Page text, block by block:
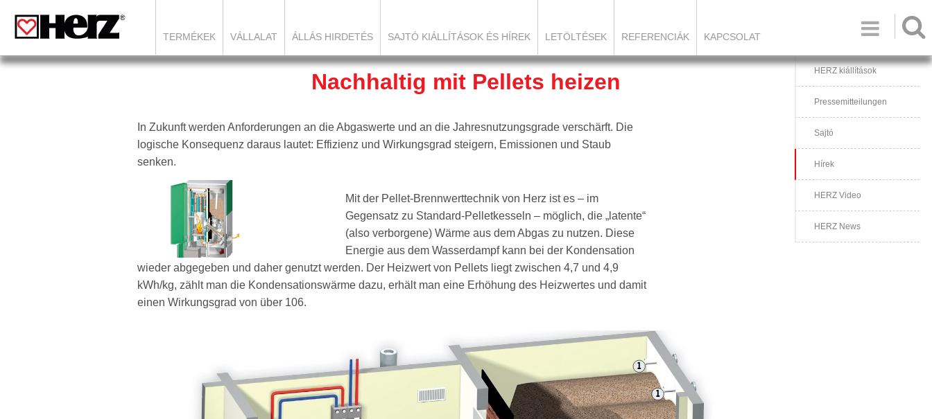

TERMÉKEK VÁLLALAT ÁLLÁS HIRDETÉS SAJTÓ KIÁLLÍTÁSOK ÉS HÍREK LETÖLTÉSEK REFERENCIÁK KAPCSOLAT
Nachhaltig mit Pellets heizen
In Zukunft werden Anforderungen an die Abgaswerte und an die Jahresnutzungsgrade verschärft. Die
logische Konsequenz daraus lautet: Effizienz und Wirkungsgrad steigern, Emissionen und Staub
senken.
Mit der Pellet-Brennwerttechnik von Herz ist es – im
Gegensatz zu Standard-Pelletkesseln – möglich, die „latente“
(also verborgene) Wärme aus dem Abgas zu nutzen. Diese
Energie aus dem Wasserdampf kann bei der Kondensation
wieder abgegeben und daher genutzt werden. Der Heizwert von Pellets liegt zwischen 4,7 und 4,9
kWh/kg, zählt man die Kondensationswärme dazu, erhält man eine Erhöhung des Heizwertes und damit
einen Wirkungsgrad von über 106.
HERZ kiállítások
Pressemitteilungen
Sajtó
Hírek
HERZ Video
HERZ News